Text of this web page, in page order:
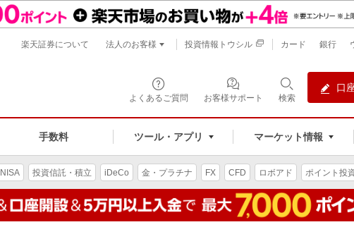
よくあるご質問 お客様サポート 検索
口
手数料 ツール・アプリ マーケット情報
楽天証券について 法人のお客様 投資情報トウシル カード 銀行
NISA 投資信託・積立 iDeCo 金・プラチナ FX CFD ロボアド ポイント投